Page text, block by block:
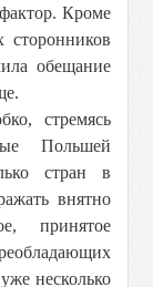
Кроме
сторонников
обещание
стремясь
Польшей
стран в
внятно
принятое
несколько